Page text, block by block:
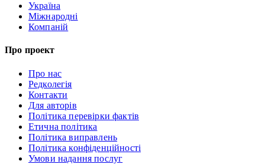
Україна
Міжнародні
Компаній
Про проект
Про нас
Редколегія
Контакти
Для авторів
Політика перевірки фактів
Етична політика
Політика виправлень
Політика конфіденційності
Умови надання послуг